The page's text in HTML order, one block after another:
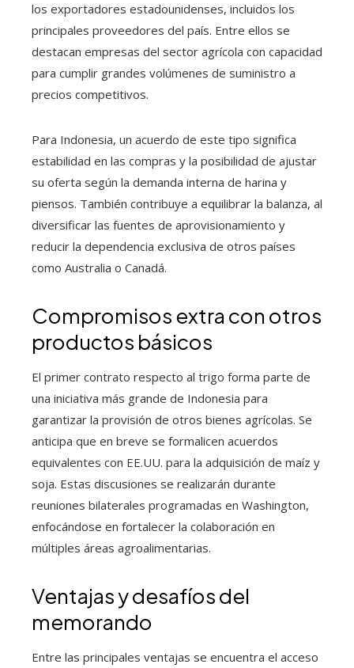
los exportadores estadounidenses, incluidos los
principales proveedores del país. Entre ellos se
destacan empresas del sector agrícola con capacidad
para cumplir grandes volúmenes de suministro a
precios competitivos.
Para Indonesia, un acuerdo de este tipo significa
estabilidad en las compras y la posibilidad de ajustar
su oferta según la demanda interna de harina y
piensos. También contribuye a equilibrar la balanza, al
diversificar las fuentes de aprovisionamiento y
reducir la dependencia exclusiva de otros países
como Australia o Canadá.
Compromisos extra con otros
productos básicos
El primer contrato respecto al trigo forma parte de
una iniciativa más grande de Indonesia para
garantizar la provisión de otros bienes agrícolas. Se
anticipa que en breve se formalicen acuerdos
equivalentes con EE.UU. para la adquisición de maíz y
soja. Estas discusiones se realizarán durante
reuniones bilaterales programadas en Washington,
enfocándose en fortalecer la colaboración en
múltiples áreas agroalimentarias.
Ventajas y desafíos del
memorando
Entre las principales ventajas se encuentra el acceso